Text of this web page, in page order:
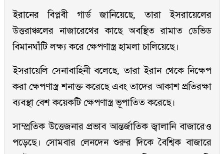
ইরানের বিপ্লবী গার্ড জানিয়েছে, তারা ইসরায়েলের
উত্তরাঞ্চলের নাজারেথের কাছে অবস্থিত রামাত ডেভিড
বিমানঘাঁটি লক্ষ্য করে ক্ষেপণাস্ত্র হামলা চালিয়েছে।
ইসরায়েলি সেনাবাহিনী বলেছে, তারা ইরান থেকে নিক্ষেপ
করা ক্ষেপণাস্ত্র শনাক্ত করেছে এবং তাদের আকাশ প্রতিরক্ষা
ব্যবস্থা বেশ কয়েকটি ক্ষেপণাস্ত্র ভূপাতিত করেছে।
সাম্প্রতিক উত্তেজনার প্রভাব আন্তর্জাতিক জ্বালানি বাজারেও
পড়েছে। সোমবার লেনদেন শুরুর দিকে বৈশ্বিক বাজারে